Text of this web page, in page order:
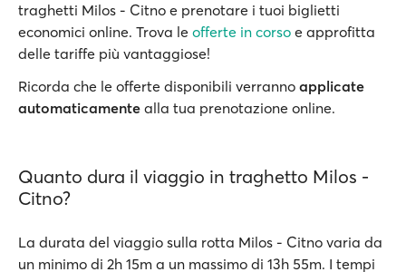
traghetti Milos - Citno e prenotare i tuoi biglietti
economici online. Trova le offerte in corso e approfitta
delle tariffe più vantaggiose!
Ricorda che le offerte disponibili verranno applicate
automaticamente alla tua prenotazione online.
Quanto dura il viaggio in traghetto Milos -
Citno?
La durata del viaggio sulla rotta Milos - Citno varia da
un minimo di 2h 15m a un massimo di 13h 55m. I tempi